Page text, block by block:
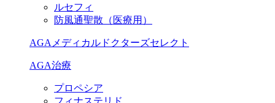
ルセフィ
防風通聖散（医療用）
AGAメディカルドクターズセレクト
AGA治療
プロペシア
フィナステリド